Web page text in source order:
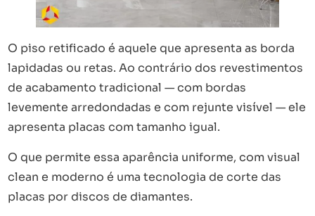
O piso retificado é aquele que apresenta as borda
lapidadas ou retas. Ao contrário dos revestimentos
de acabamento tradicional — com bordas
levemente arredondadas e com rejunte visível — ele
apresenta placas com tamanho igual.
O que permite essa aparência uniforme, com visual
clean e moderno é uma tecnologia de corte das
placas por discos de diamantes.